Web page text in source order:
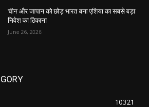
चीन और जापान को छोड़ भारत बना एशिया का सबसे बड़ा
निवेश का ठिकाना
June 26, 2026
10321